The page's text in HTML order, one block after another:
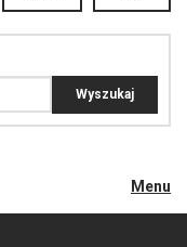
Menu